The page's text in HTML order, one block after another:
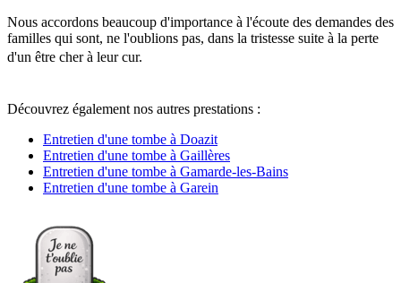
Nous accordons beaucoup d'importance à l'écoute des demandes des
familles qui sont, ne l'oublions pas, dans la tristesse suite à la perte
d'un être cher à leur cur.
Découvrez également nos autres prestations :
Entretien d'une tombe à Doazit
Entretien d'une tombe à Gaillères
Entretien d'une tombe à Gamarde-les-Bains
Entretien d'une tombe à Garein